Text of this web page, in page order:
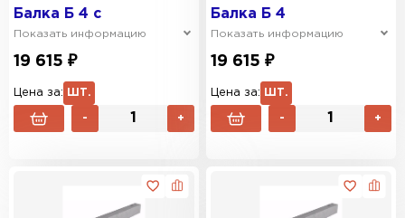
Балка Б 4 с
Показать информацию
19 615 ₽
Цена за: ШТ.
- +
Балка Б 4
Показать информацию
19 615 ₽
Цена за: ШТ.
- +